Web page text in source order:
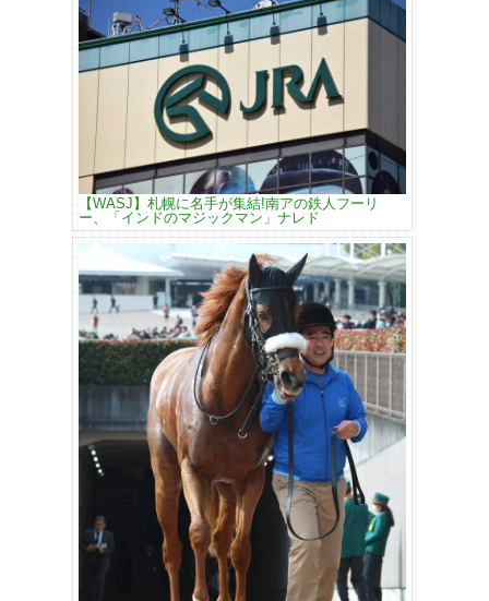
【WASJ】札幌に名手が集結!南アの鉄人フーリ
ー、「インドのマジックマン」ナレド